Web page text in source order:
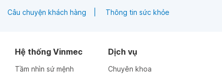
Câu chuyện khách hàng Thông tin sức khỏe
Hệ thống Vinmec
Tầm nhìn sứ mệnh
Dịch vụ
Chuyên khoa